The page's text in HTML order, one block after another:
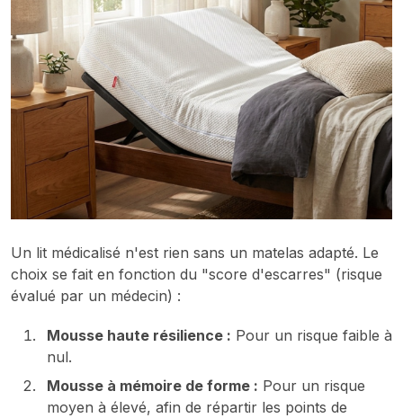
Un lit médicalisé n'est rien sans un matelas adapté. Le
choix se fait en fonction du "score d'escarres" (risque
évalué par un médecin) :
Mousse haute résilience : Pour un risque faible à
nul.
Mousse à mémoire de forme : Pour un risque
moyen à élevé, afin de répartir les points de